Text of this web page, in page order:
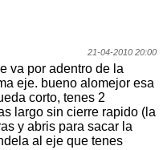
21-04-2010 20:00
va por adentro de la
eje. bueno alomejor esa
corto, tenes 2
largo sin cierre rapido (la
y abris para sacar la
al eje que tenes